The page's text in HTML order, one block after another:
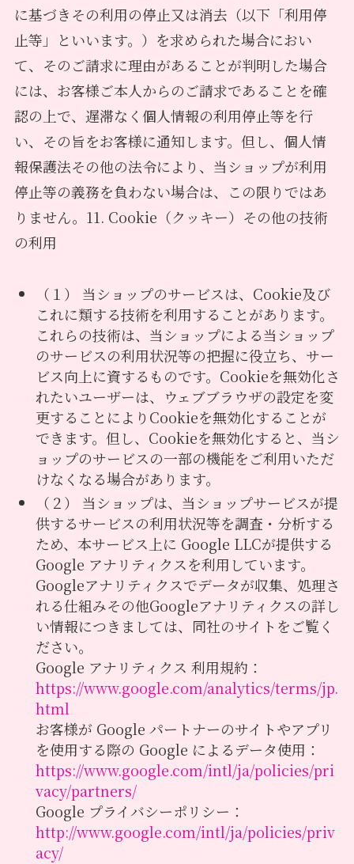
に基づきその利用の停止又は消去（以下「利用停
止等」といいます。）を求められた場合におい
て、そのご請求に理由があることが判明した場合
には、お客様ご本人からのご請求であることを確
認の上で、遅滞なく個人情報の利用停止等を行
い、その旨をお客様に通知します。但し、個人情
報保護法その他の法令により、当ショップが利用
停止等の義務を負わない場合は、この限りではあ
りません。11. Cookie（クッキー）その他の技術
の利用
（１） 当ショップのサービスは、Cookie及び
これに類する技術を利用することがあります。
これらの技術は、当ショップによる当ショップ
のサービスの利用状況等の把握に役立ち、サー
ビス向上に資するものです。Cookieを無効化さ
れたいユーザーは、ウェブブラウザの設定を変
更することによりCookieを無効化することが
できます。但し、Cookieを無効化すると、当シ
ョップのサービスの一部の機能をご利用いただ
けなくなる場合があります。
（２） 当ショップは、当ショップサービスが提
供するサービスの利用状況等を調査・分析する
ため、本サービス上に Google LLCが提供する
Google アナリティクスを利用しています。
Googleアナリティクスでデータが収集、処理さ
れる仕組みその他Googleアナリティクスの詳し
い情報につきましては、同社のサイトをご覧く
ださい。
Google アナリティクス 利用規約：
https://www.google.com/analytics/terms/jp.
html
お客様が Google パートナーのサイトやアプリ
を使用する際の Google によるデータ使用：
https://www.google.com/intl/ja/policies/pri
vacy/partners/
Google プライバシーポリシー：
http://www.google.com/intl/ja/policies/priv
acy/